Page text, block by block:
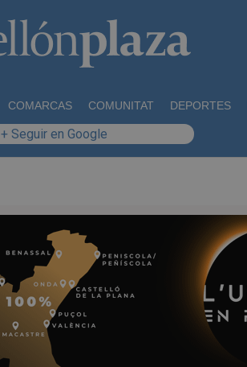
COMARCAS COMUNITAT DEPORTES
+ Seguir en Google